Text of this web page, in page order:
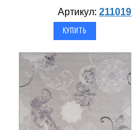
Артикул:211019